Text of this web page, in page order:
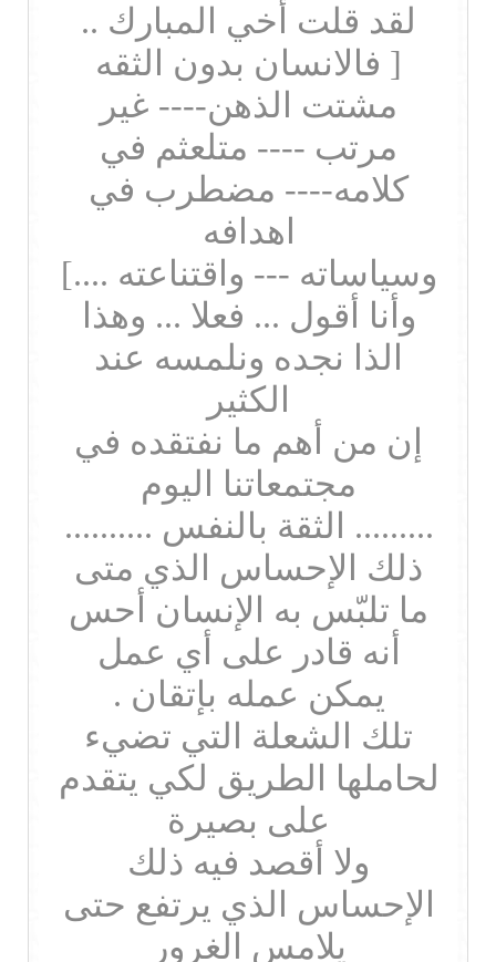
لقد قلت أخي المبارك ..
[ فالانسان بدون الثقه
مشتت الذهن---- غير
مرتب ---- متلعثم في
كلامه---- مضطرب في
اهدافه
وسياساته --- واقتناعته ....]
وأنا أقول ... فعلا ... وهذا
الذا نجده ونلمسه عند
الكثير
إن من أهم ما نفتقده في
مجتمعاتنا اليوم
......... الثقة بالنفس ..........
ذلك الإحساس الذي متى
ما تلبّس به الإنسان أحس
أنه قادر على أي عمل
يمكن عمله بإتقان .
تلك الشعلة التي تضيء
لحاملها الطريق لكي يتقدم
على بصيرة
ولا أقصد فيه ذلك
الإحساس الذي يرتفع حتى
يلامس الغرور